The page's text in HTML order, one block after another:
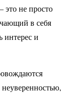
не просто
в себя
интерес и